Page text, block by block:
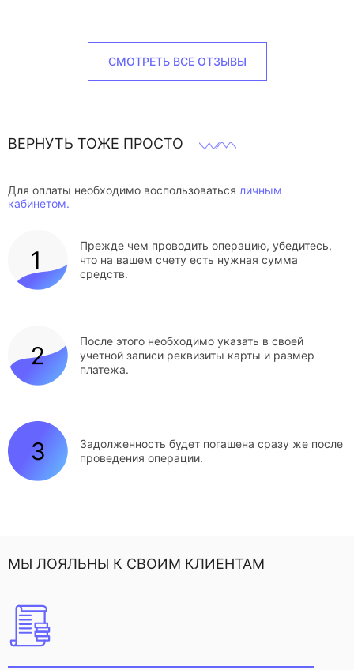
СМОТРЕТЬ ВСЕ ОТЗЫВЫ
ВЕРНУТЬ ТОЖЕ ПРОСТО
Для оплаты необходимо воспользоваться личным
кабинетом.
Прежде чем проводить операцию, убедитесь,
что на вашем счету есть нужная сумма
средств.
После этого необходимо указать в своей
учетной записи реквизиты карты и размер
платежа.
Задолженность будет погашена сразу же после
проведения операции.
МЫ ЛОЯЛЬНЫ К СВОИМ КЛИЕНТАМ